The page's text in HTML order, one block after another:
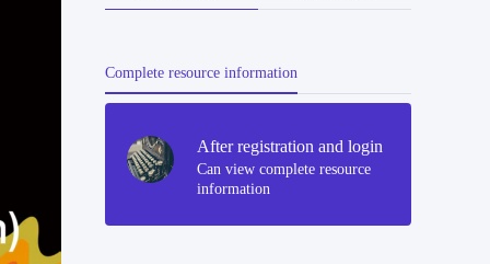
Complete resource information
After registration and login
Can view complete resource
information